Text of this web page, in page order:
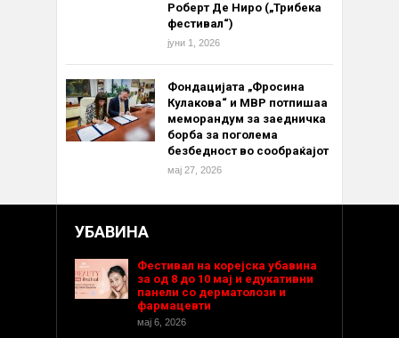
Роберт Де Ниро („Трибека
фестивал“)
јуни 1, 2026
Фондацијата „Фросина
Кулакова“ и МВР потпишаа
меморандум за заедничка
борба за поголема
безбедност во сообраќајот
мај 27, 2026
УБАВИНА
Фестивал на корејска убавина
за од 8 до 10 мај и едукативни
панели со дерматолози и
фармацевти
мај 6, 2026